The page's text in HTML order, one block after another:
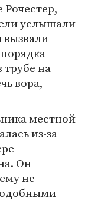
услышали
на
вора,
местной
из-за
Он
не